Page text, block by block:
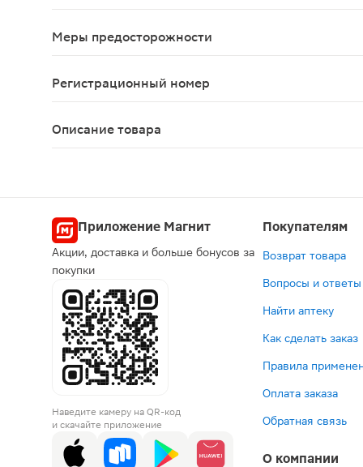
Меры предосторожности
Регистрационный номер
Описание товара
Приложение Магнит
Акции, доставка и больше бонусов за
покупки
Наведите камеру на QR-код
и скачайте приложение
Покупателям
Возврат товара
Вопросы и ответы
Найти аптеку
Как сделать заказ
Правила
Оплата заказа
Обратная связь
О компании